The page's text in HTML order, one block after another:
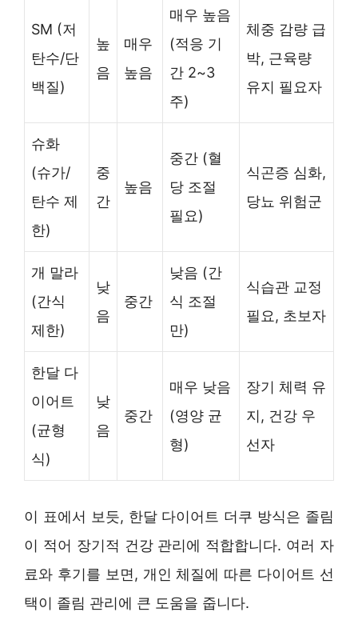
SM (저
탄수/단
백질)
높
음
매우
높음
매우 높음
(적응 기
간 2~3
주)
체중 감량 급
박, 근육량
유지 필요자
슈화
(슈가/
탄수 제
한)
중
간
높음
중간 (혈
당 조절
필요)
식곤증 심화,
당뇨 위험군
개 말라
(간식
제한)
낮
음
중간
낮음 (간
식 조절
만)
식습관 교정
필요, 초보자
한달 다
이어트
(균형
식)
낮
음
중간
매우 낮음
(영양 균
형)
장기 체력 유
지, 건강 우
선자
이 표에서 보듯, 한달 다이어트 더쿠 방식은 졸림
이 적어 장기적 건강 관리에 적합합니다. 여러 자
료와 후기를 보면, 개인 체질에 따른 다이어트 선
택이 졸림 관리에 큰 도움을 줍니다.